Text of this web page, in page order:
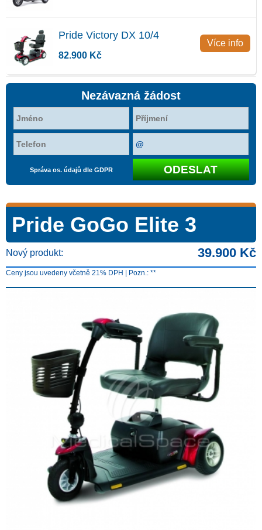
Pride Victory DX 10/4
82.900 Kč
Více info
Nezávazná žádost
Správa os. údajů dle GDPR
Pride GoGo Elite 3
Nový produkt: 39.900 Kč
Ceny jsou uvedeny včetně 21% DPH | Pozn.: **